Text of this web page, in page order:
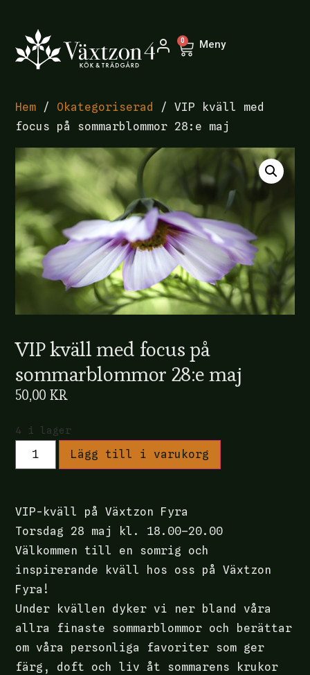
0 Meny
Hem / Okategoriserad
/ VIP kväll med
focus på sommarblommor 28:e maj
VIP kväll med focus på
sommarblommor 28:e maj
50,00KR
4 i lager
Lägg till i varukorg
VIP-kväll på Växtzon Fyra
Torsdag 28 maj kl. 18.00–20.00
Välkommen till en somrig och
inspirerande kväll hos oss på Växtzon
Fyra!
Under kvällen dyker vi ner bland våra
allra finaste sommarblommor och berättar
om våra personliga favoriter som ger
färg, doft och liv åt sommarens krukor